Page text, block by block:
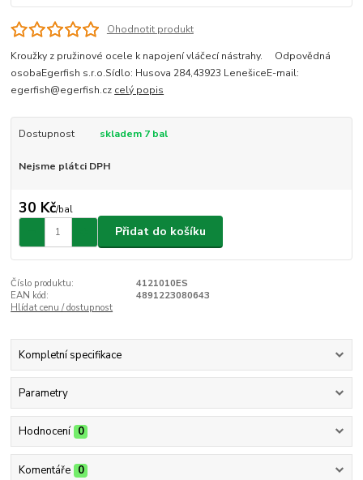
Ohodnotit produkt
Kroužky z pružinové ocele k napojení vláčecí nástrahy. Odpovědná
osobaEgerfish s.r.o.Sídlo: Husova 284,43923 LenešiceE-mail:
egerfish@egerfish.cz celý popis
Dostupnost skladem 7 bal
Nejsme plátci DPH
30 Kč/bal
Přidat do košíku
Číslo produktu:
4121010ES
EAN kód:
4891223080643
Hlídat cenu / dostupnost
Kompletní specifikace
Parametry
Hodnocení 0
Komentáře 0